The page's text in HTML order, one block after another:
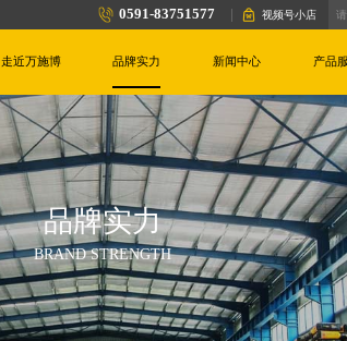
视频号小店
0591-83751577
走近万施博 品牌实力 新闻中心 产品
品牌实力
BRAND STRENGTH